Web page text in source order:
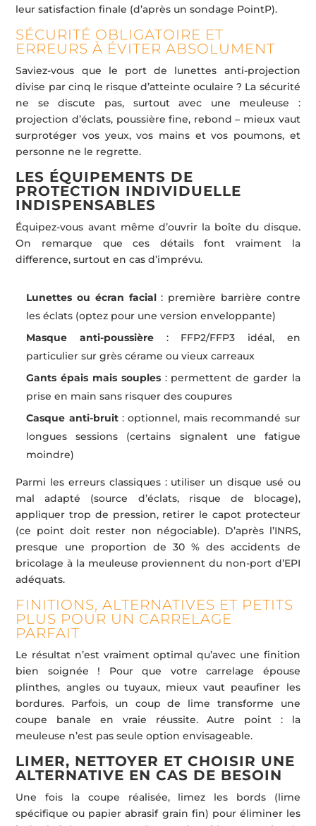
leur satisfaction finale (d’après un sondage PointP).
SÉCURITÉ OBLIGATOIRE ET
ERREURS À ÉVITER ABSOLUMENT
Saviez-vous que le port de lunettes anti-projection
divise par cinq le risque d’atteinte oculaire ? La sécurité
ne se discute pas, surtout avec une meuleuse :
projection d’éclats, poussière fine, rebond – mieux vaut
surprotéger vos yeux, vos mains et vos poumons, et
personne ne le regrette.
LES ÉQUIPEMENTS DE
PROTECTION INDIVIDUELLE
INDISPENSABLES
Équipez-vous avant même d’ouvrir la boîte du disque.
On remarque que ces détails font vraiment la
difference, surtout en cas d’imprévu.
Lunettes ou écran facial: première barrière contre
les éclats (optez pour une version enveloppante)
Masque anti-poussière : FFP2/FFP3 idéal, en
particulier sur grès cérame ou vieux carreaux
Gants épais mais souples: permettent de garder la
prise en main sans risquer des coupures
Casque anti-bruit: optionnel, mais recommandé sur
longues sessions (certains signalent une fatigue
moindre)
Parmi les erreurs classiques : utiliser un disque usé ou
mal adapté (source d’éclats, risque de blocage),
appliquer trop de pression, retirer le capot protecteur
(ce point doit rester non négociable). D’après l’INRS,
presque une proportion de 30 % des accidents de
bricolage à la meuleuse proviennent du non-port d’EPI
adéquats.
FINITIONS, ALTERNATIVES ET PETITS
PLUS POUR UN CARRELAGE
PARFAIT
Le résultat n’est vraiment optimal qu’avec une finition
bien soignée ! Pour que votre carrelage épouse
plinthes, angles ou tuyaux, mieux vaut peaufiner les
bordures. Parfois, un coup de lime transforme une
coupe banale en vraie réussite. Autre point : la
meuleuse n’est pas seule option envisageable.
LIMER, NETTOYER ET CHOISIR UNE
ALTERNATIVE EN CAS DE BESOIN
Une fois la coupe réalisée, limez les bords (lime
spécifique ou papier abrasif grain fin) pour éliminer les